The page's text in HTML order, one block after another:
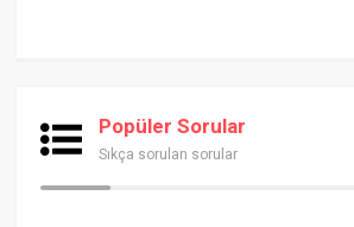
Popüler Sorular
Sıkça sorulan sorular